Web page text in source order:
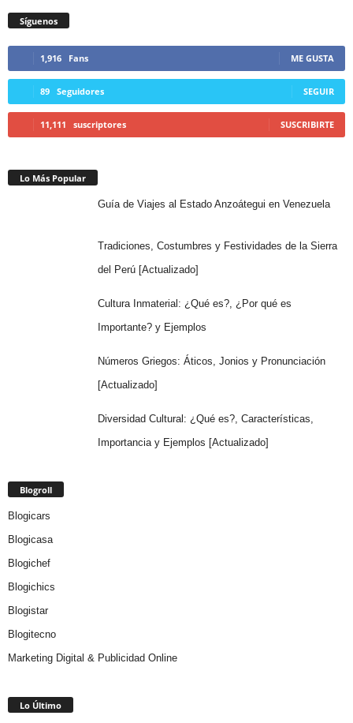
Síguenos
1,916 Fans ME GUSTA
89 Seguidores SEGUIR
11,111 suscriptores SUSCRIBIRTE
Lo Más Popular
Guía de Viajes al Estado Anzoátegui en Venezuela
Tradiciones, Costumbres y Festividades de la Sierra
del Perú [Actualizado]
Cultura Inmaterial: ¿Qué es?, ¿Por qué es
Importante? y Ejemplos
Números Griegos: Áticos, Jonios y Pronunciación
[Actualizado]
Diversidad Cultural: ¿Qué es?, Características,
Importancia y Ejemplos [Actualizado]
Blogroll
Blogicars
Blogicasa
Blogichef
Blogichics
Blogistar
Blogitecno
Marketing Digital & Publicidad Online
Lo Último